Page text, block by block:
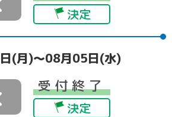
決定
(月)～08月05日(水)
受付終了
決定